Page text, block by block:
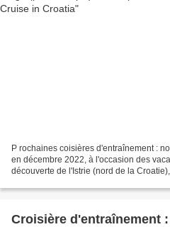
P rochaines coisières d'entraînement :
en décembre 2022, à l'occasion des
découverte de l'Istrie (nord de la
Croisière d'entraînement